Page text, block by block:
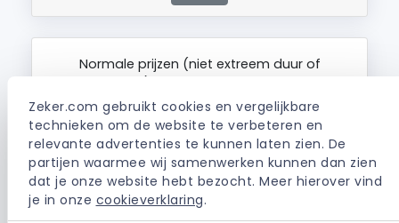
Zeker.com gebruikt cookies en vergelijkbare
technieken om de website te verbeteren en
relevante advertenties te kunnen laten zien. De
partijen waarmee wij samenwerken kunnen dan zien
dat je onze website hebt bezocht. Meer hierover vind
je in onze cookieverklaring.
Normale prijzen (niet extreem duur of
goedkoop), maar niet behulpzaam of
klantvriendelijk, telefonisch erg kortaf en
onvriendelijk, veel slordigheidsfouten. Mijn auto
is ongeveer 4 maanden verzekerd geweest bij
EAG. De tweede maand werd de premie 3
maal afgeschreven via automatisch incasso.
Na telefonisch contact is dit door EAG
teruggestort. Bij…